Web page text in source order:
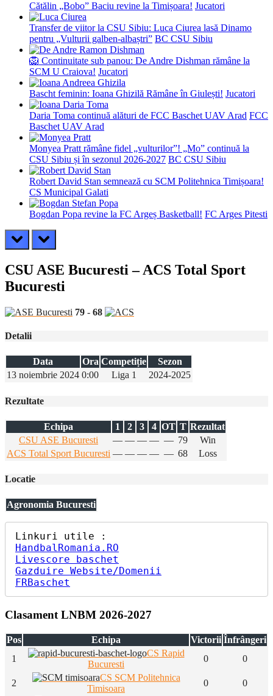
Cătălin „Bobo” Baciu revine la Timișoara! Jucatori
Transfer de viitor la CSU Sibiu: Luca Ciurea lasă Dinamo
pentru „Vulturii galben-albaștri” BC CSU Sibiu
🦁 Continuitate sub panou: De Andre Dishman rămâne la
SCM U Craiova! Jucatori
Bascht feminin: Ioana Ghizilă Rămâne în Giulești! Jucatori
Daria Toma continuă alături de FCC Baschet UAV Arad FCC
Baschet UAV Arad
Monyea Pratt rămâne fidel „vulturilor”! „Mo” continuă la
CSU Sibiu și în sezonul 2026-2027 BC CSU Sibiu
Robert David Stan semnează cu SCM Politehnica Timișoara!
CS Municipal Galati
Bogdan Popa revine la FC Argeș Basketball! FC Arges Pitesti
prev next
CSU ASE Bucuresti – ACS Total Sport
Bucuresti
79 - 68
Detalii
Data Ora Competiție
Sezon
13 noiembrie 2024 0:00 Liga 1 2024-2025
Rezultate
Echipa 1 2 3 4 OT T Rezultat
CSU ASE Bucuresti
— — — — — 79
Win
ACS Total Sport Bucuresti — — — — — 68 Loss
Locatie
Agronomia Bucuresti
HandbalRomania.RO
Livescore baschet
Gazduire Website/Domenii
FRBaschet
Clasament LNBM 2026-2027
Pos Echipa Victorii Înfrângeri
1
CS Rapid
Bucuresti
0 0
2
CS SCM Politehnica
Timisoara
0 0